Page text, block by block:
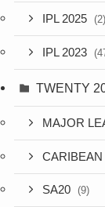
IPL 2025 (2)
IPL 2023
TWENTY
MAJOR
SA20 (9)